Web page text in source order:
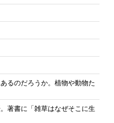
るのだろうか。植物や動物た
著書に「雑草はなぜそこに生